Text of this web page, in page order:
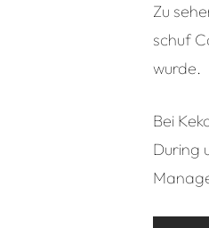
Zu
schuf
wurde.
Bei
During